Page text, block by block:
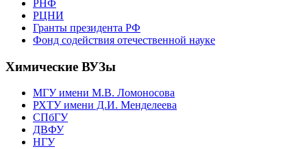
РНФ
РЦНИ
Гранты президента РФ
Фонд содействия отечественной науке
Химические ВУЗы
МГУ имени М.В. Ломоносова
РХТУ имени Д.И. Менделеева
СПбГУ
ДВФУ
НГУ